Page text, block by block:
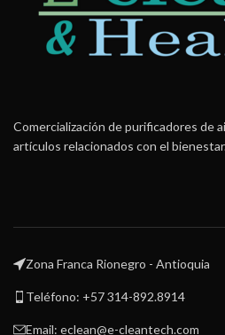
Comercialización de purificadores de
artículos relacionados con el
Zona Franca Rionegro - Antioquia
Teléfono: +57 314-892.8914
Email: eclean@e-cleantech.com